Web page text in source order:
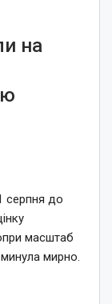
на
серпня до
масштаб
минула мирно.